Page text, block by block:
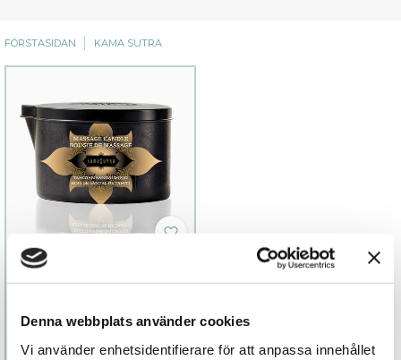
Denna webbplats använder cookies
Vi använder enhetsidentifierare för att anpassa innehållet
FÖRSTASIDAN KAMA SUTRA
399 kr
Finns fler alternativ